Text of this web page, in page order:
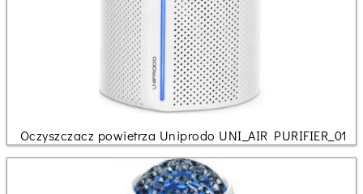
Oczyszczacz powietrza Uniprodo UNI_AIR PURIFIER_01